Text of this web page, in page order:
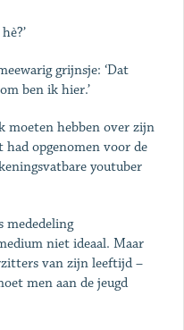
grijnsje: ‘Dat
ben ik hier.’
moeten hebben over zijn
opgenomen voor de
youtuber
mededeling
niet ideaal. Maar
van zijn leeftijd –
men aan de jeugd